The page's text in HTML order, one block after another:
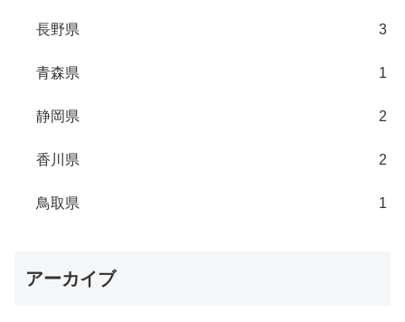
長野県 3
青森県 1
静岡県 2
香川県 2
鳥取県 1
アーカイブ